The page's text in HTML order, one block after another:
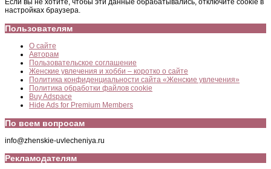
Если вы не хотите, чтобы эти данные обрабатывались, отключите cookie в
настройках браузера.
Пользователям
О сайте
Авторам
Пользовательское соглашение
Женские увлечения и хобби – коротко о сайте
Политика конфиденциальности сайта «Женские увлечения»
Политика обработки файлов cookie
Buy Adspace
Hide Ads for Premium Members
По всем вопросам
info@zhenskie-uvlecheniya.ru
Рекламодателям